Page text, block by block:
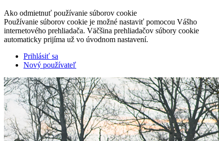
Ako odmietnuť používanie súborov cookie
Používanie súborov cookie je možné nastaviť pomocou Vášho
internetového prehliadača. Väčšina prehliadačov súbory cookie
automaticky prijíma už vo úvodnom nastavení.
Prihlásiť sa
Nový používateľ